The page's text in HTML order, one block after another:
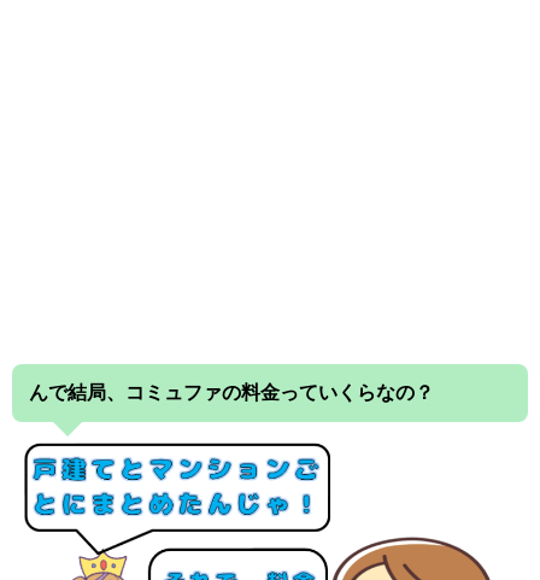
んで結局、コミュファの料金っていくらなの？